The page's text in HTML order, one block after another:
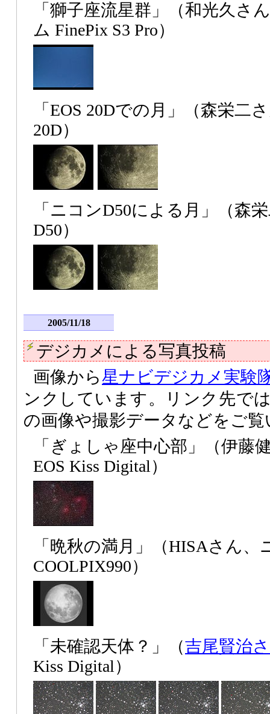
「獅子座流星群」（和光久さ
ム FinePix S3 Pro）
「EOS 20Dでの月」（森栄二
20D）
「ニコンD50による月」（森
D50）
2005/11/18
デジカメによる写真投稿
画像から星ナビデジカメ実験
ンクしています。リンク先で
の画像や撮影データなどをご
「ぎょしゃ座中心部」（伊藤
EOS Kiss Digital）
「晩秋の満月」（HISAさん、
COOLPIX990）
「未確認天体？」（吉尾賢治
Kiss Digital）